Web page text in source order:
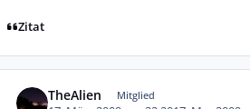
Zitat
TheAlien Mitglied